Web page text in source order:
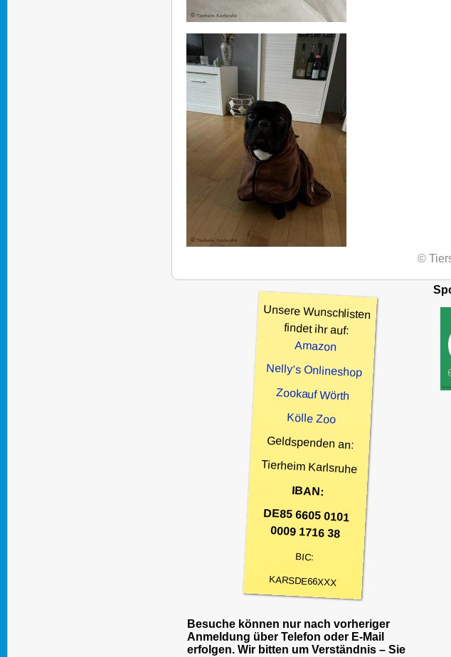
©
Unsere Wunschlisten
findet ihr auf:
Amazon
Nelly’s Onlineshop
Zookauf Wörth
Kölle Zoo
Geldspenden an:
Tierheim Karlsruhe
IBAN:
DE85 6605 0101
0009 1716 38
BIC:
KARSDE66XXX
Besuche können nur nach vorheriger
Anmeldung über Telefon oder E-Mail
erfolgen. Wir bitten um Verständnis – Sie